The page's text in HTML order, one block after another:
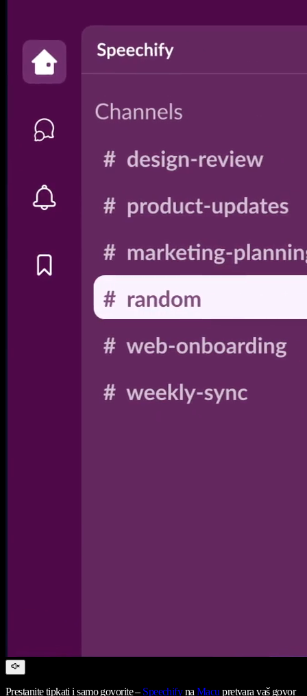
Prestanite tipkati i samo govorite – SpeechifynaMacu pretvara vaš govor